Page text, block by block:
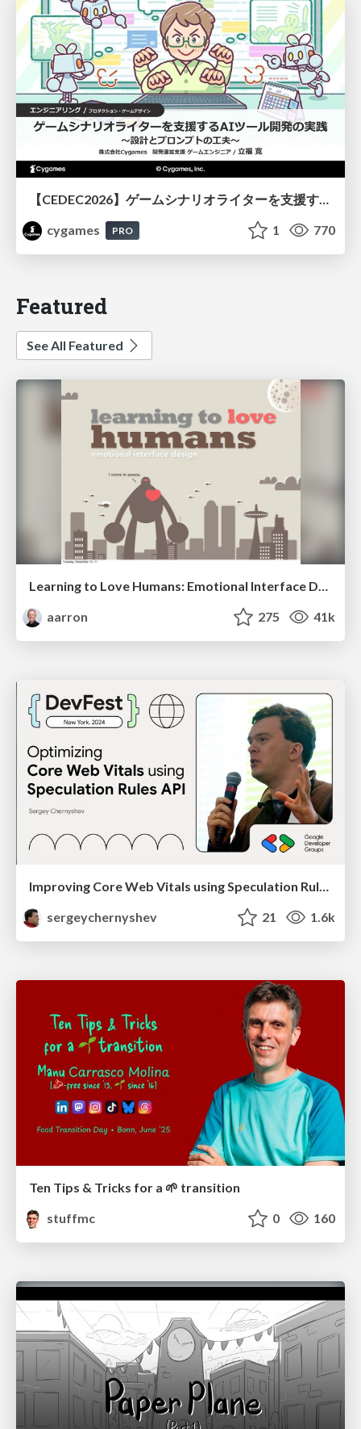
cygames
PRO 1 770
Featured
See All Featured
Learning to Love Humans: Emotional Interface Design
aarron
275 41k
Improving Core Web Vitals using Speculation Rules API
sergeychernyshev
21 1.6k
Ten Tips & Tricks for a 🌱 transition
stuffmc
0 160